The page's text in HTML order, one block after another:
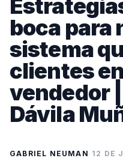
boca para
sistema
clientes
vendedor
Dávila
GABRIEL NEUMAN · 12 DE